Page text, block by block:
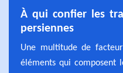
À qui confier les
persiennes
Une multitude de
éléments qui composent